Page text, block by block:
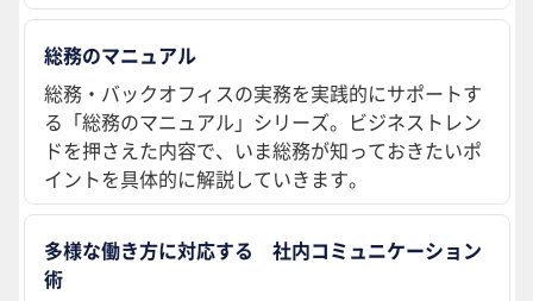
総務のマニュアル
総務・バックオフィスの実務を実践的にサポートす
る「総務のマニュアル」シリーズ。ビジネストレン
ドを押さえた内容で、いま総務が知っておきたいポ
イントを具体的に解説していきます。
多様な働き方に対応する 社内コミュニケーション
術